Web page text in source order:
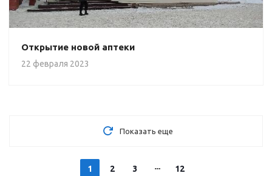
Открытие новой аптеки
22 февраля 2023
Показать еще
1 2 3 12